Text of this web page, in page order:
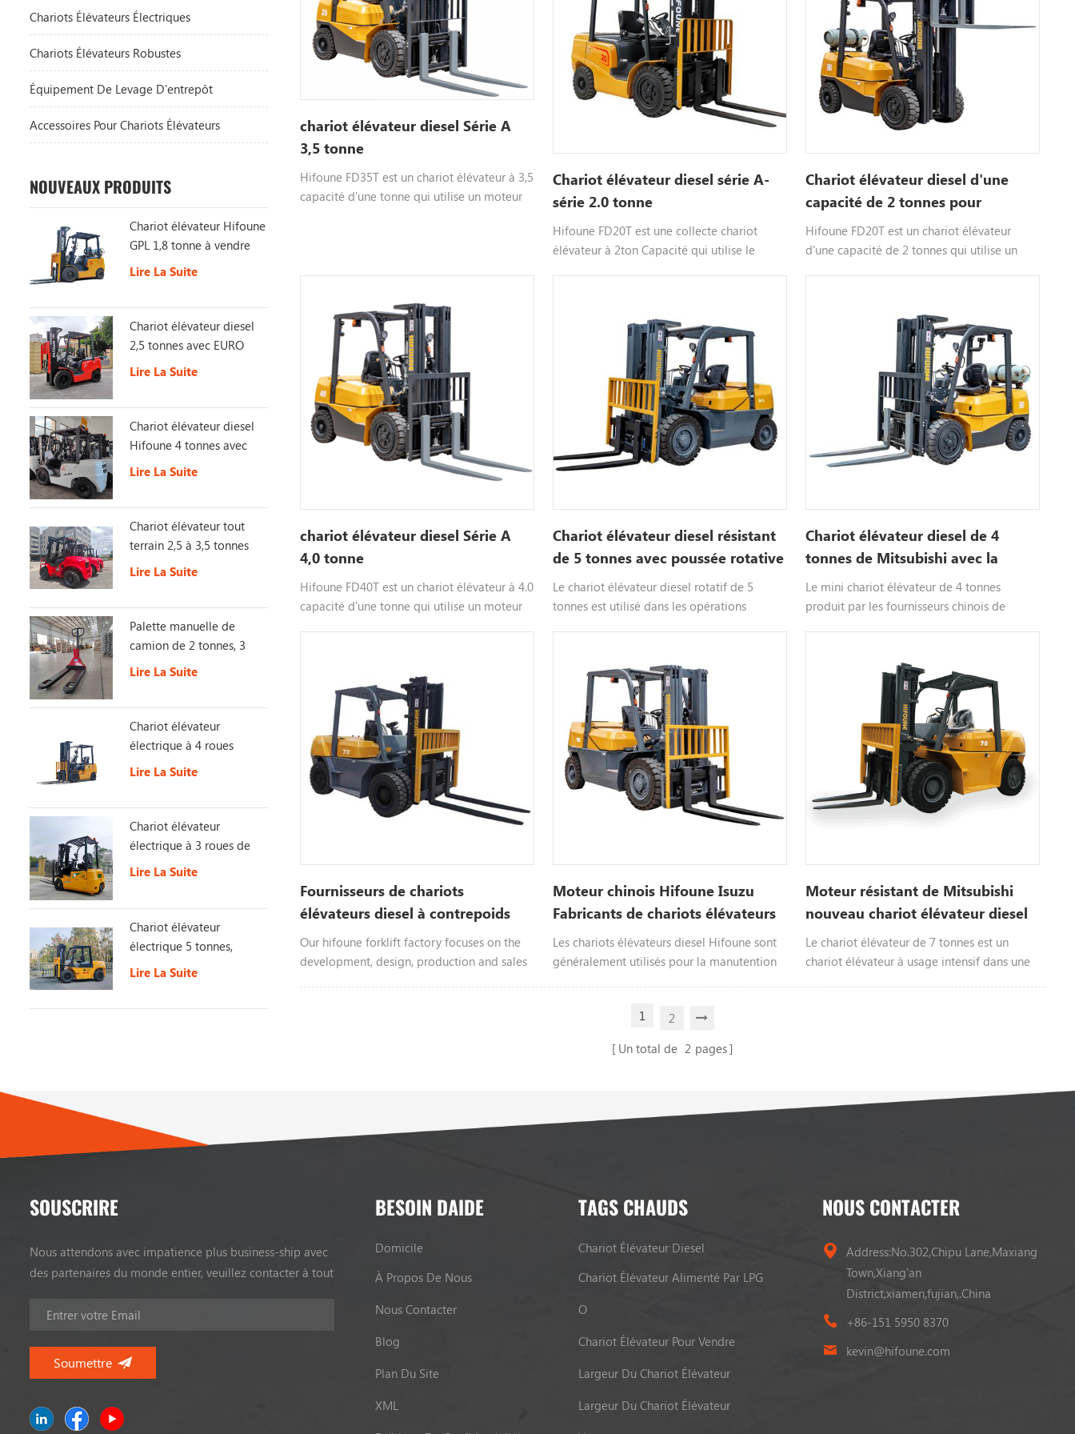
chariot élévateur diesel Série A
3,5 tonne
Hifoune FD35T est un chariot élévateur à 3,5
capacité d'une tonne qui utilise un moteur
Chariot élévateur diesel série A-
série 2.0 tonne
Hifoune FD20T est une collecte chariot
élévateur à 2ton Capacité qui utilise le
Chariot élévateur diesel d'une
capacité de 2 tonnes pour
entrepôt
Hifoune FD20T est un chariot élévateur
d'une capacité de 2 tonnes qui utilise un
pour plus d'informations.
chariot élévateur diesel Série A
4,0 tonne
Hifoune FD40T est un chariot élévateur à 4.0
capacité d'une tonne qui utilise un moteur
informations.
Chariot élévateur diesel résistant
de 5 tonnes avec poussée rotative
à vendre
Le chariot élévateur diesel rotatif de 5
tonnes est utilisé dans les opérations
le riz en plastique (riz en plastique,
équipement applicable, etc.), l'alimentation
en ciment, les céréales, le sucre, etc.
Chariot élévateur diesel de 4
tonnes de Mitsubishi avec la
marque de Hifoune
Le mini chariot élévateur de 4 tonnes
produit par les fournisseurs chinois de
avancée et a développé indépendamment
une nouvelle série de chariots élévateurs à
contrepoids à combustion interne hifoune
basés sur les produits originaux. Notre usine
a également demandé la seule marque
indépendante UNITCM.
Fournisseurs de chariots
élévateurs diesel à contrepoids
Mitsubishi 3 tonnes en Chine
Our hifoune forklift factory focuses on the
development, design, production and sales
Moteur chinois Hifoune Isuzu
Fabricants de chariots élévateurs
diesel de 3 tonnes
Les chariots élévateurs diesel Hifoune sont
généralement utilisés pour la manutention
intérieures inaccessibles aux humains.
Moteur résistant de Mitsubishi
nouveau chariot élévateur diesel
de contrepoids de 7 tonnes à
vendre
Le chariot élévateur de 7 tonnes est un
chariot élévateur à usage intensif dans une
1
2
Un total de 2 pages
Chariots Élévateurs Électriques
Chariots Élévateurs Robustes
Équipement De Levage D'entrepôt
Accessoires Pour Chariots Élévateurs
NOUVEAUX PRODUITS
Chariot élévateur Hifoune
GPL 1,8 tonne à vendre
Lire La Suite
Chariot élévateur diesel
2,5 tonnes avec EURO
Stage 5
Lire La Suite
Chariot élévateur diesel
Hifoune 4 tonnes avec
moteur KUBOTA
Lire La Suite
Chariot élévateur tout
terrain 2,5 à 3,5 tonnes
4X4 2WD/4WD avec
Lire La Suite
Palette manuelle de
camion de 2 tonnes, 3
tonnes, 5 tonnes
Lire La Suite
Chariot élévateur
électrique à 4 roues
Lire La Suite
Chariot élévateur
électrique à 3 roues de
1,5 tonne
Lire La Suite
Chariot élévateur
électrique 5 tonnes,
batterie 153 V 230 Ah
Lire La Suite
SOUSCRIRE
Nous attendons avec impatience plus business-ship avec
des partenaires du monde entier, veuillez contacter à tout
BESOIN DAIDE
Domicile
À Propos De Nous
Nous Contacter
Blog
Plan Du Site
XML
TAGS CHAUDS
Chariot Élévateur Diesel
Chariot Élévateur Alimenté Par LPG
O
Chariot Élévateur Pour Vendre
Largeur Du Chariot Élévateur
Largeur Du Chariot Élévateur
NOUS CONTACTER
Address:No.302,Chipu Lane,Maxiang
Town,Xiang'an
District,xiamen,fujian,.China
+86-151 5950 8370
kevin@hifoune.com